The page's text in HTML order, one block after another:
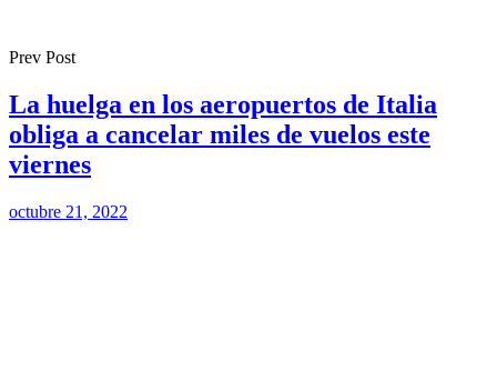
Prev Post
La huelga en los aeropuertos de Italia
obliga a cancelar miles de vuelos este
viernes
octubre 21, 2022